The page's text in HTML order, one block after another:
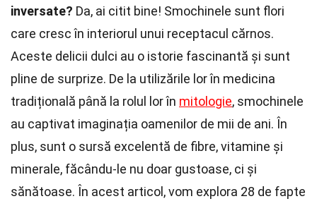
inversate? Da, ai citit bine! Smochinele sunt flori
care cresc în interiorul unui receptacul cărnos.
Aceste delicii dulci au o istorie fascinantă și sunt
pline de surprize. De la utilizările lor în medicina
tradițională până la rolul lor în mitologie, smochinele
au captivat imaginația oamenilor de mii de ani. În
plus, sunt o sursă excelentă de fibre, vitamine și
minerale, făcându-le nu doar gustoase, ci și
sănătoase. În acest articol, vom explora 28 de fapte